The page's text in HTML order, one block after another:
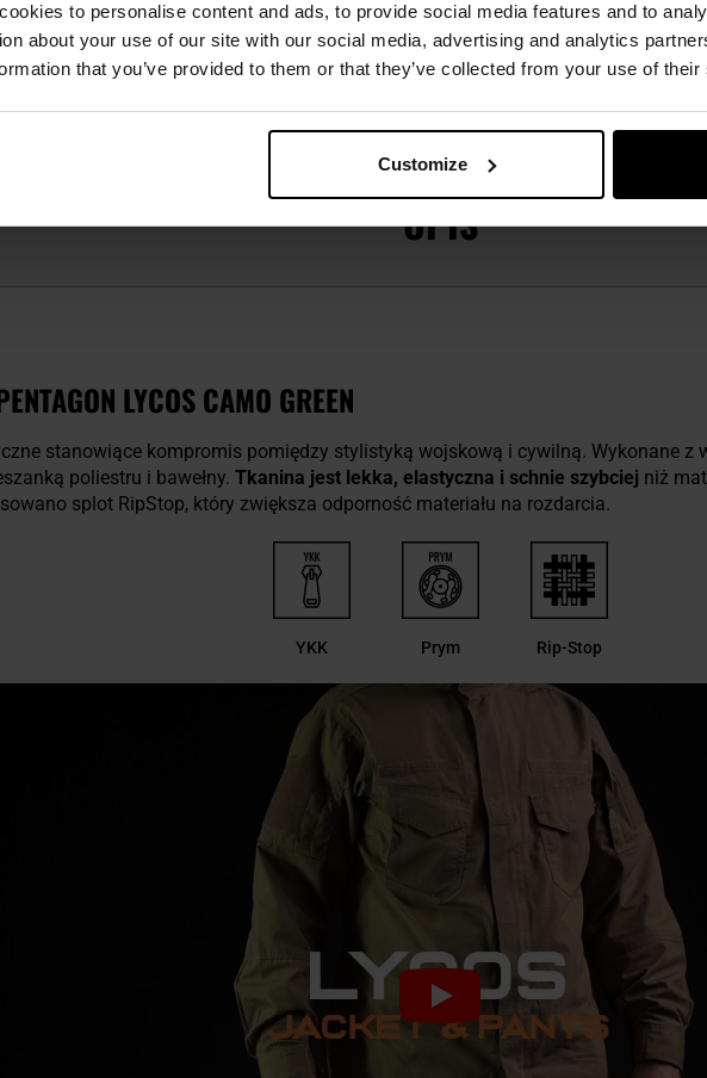
to personalise content and ads, to provide social media features and to
about your use of our site with our social media, advertising and analytics
that you’ve provided to them or that they’ve collected from your use of
Customize
I TECHNOLOGIE OPINIE WARTO DOKUPIĆ
OPIS
LYCOS CAMO GREEN
stanowiące kompromis pomiędzy stylistyką wojskową i cywilną. Wykonane z
poliestru i bawełny. Tkanina jest lekka, elastyczna i schnie szybciej niż
splot RipStop, który zwiększa odporność materiału na rozdarcia.
YKK Prym Rip-Stop